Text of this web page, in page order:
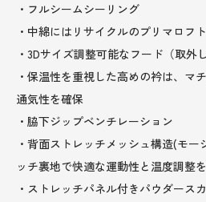
・フルシームシーリング
・中綿にはリサイクルのプリマロフ
・3Dサイズ調整可能なフード（取外
・保温性を重視した高めの衿は、マ
通気性を確保
・脇下ジップベンチレーション
・背面ストレッチメッシュ構造(モ
ッチ裏地で快適な運動性と温度調整
・ストレッチパネル付きパウダース